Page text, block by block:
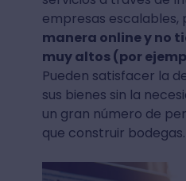
empresas escalables,
manera online y no
muy altos (por
Pueden satisfacer la
sus bienes sin la
un gran número de
que construir bodegas.